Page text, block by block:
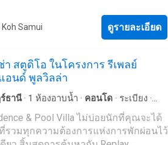
เมตร ให้เลี้ยวขวาอีกครั้ง Unique
ะอยู่ทางด้านซ้ายมือ- ทางเรือ โดยเริ่ม
เพื่อไปยังถนนหมายเลข 4171 เดินไป
ตร แล้วเลี้ยวซ้ายเข้าสู่ถนนหมายเลข
อีกประมาณ 80 เมตร หลังจากนั้นเลี้ย
เมตร และขับต่อไปบนถนนสนามบิน
ก่อนเลี้ยวซ้ายเข้าสู่ถนนหมายเลข 4171
มตรก็จะพบกับที่ตั้งโครงการด้านซ้ายมือ
มและวิลล่าบนเกาะสมุย สวรรค์แห่งการ
ยฝั่งอ่าวไทย เพียงไม่กี่ก้าวจากตัวคอน
ถเพลิดเพลินไปกับหาดทรายสีขาว เสียง
นุกไปกับการสำรวจสถานที่ท่องเที่ยว
เป็น ถนนคนเดินบ่อผุด หาดเฉวง และ
ะมง พื้นที่ส่วนกลางยังจัดเต็มด้วยสิ่ง
ะดวกหลายรูปแบบ ไม่ว่าจะเป็น สนาม
ยน้ำที่มีความยาวถึง 400 เมตร และ
งได้มาตรฐานระดับโรงแรมชั้นนำ ให้
Koh Samui ดูรายละเอียด
า สตูดิโอ ในโครงการ รีเพลย์
อนด์ พูลวิลล่า
ธานี · 1 ห้องอาบน้ำ · คอนโด · ระเบียง ·
วพร้อมอุปกรณ์ ·ครัวแบบผสมผสาน
ลาน
วิดีโอ·ที่จอดรถ· พื้นที่สำหรับเด็ก·เจ้า
ามสะดวก·ยิม·ซาวน่า ·ยาม·สระว่ายน้ำ
& Pool Villa ไม่บ่อยนักที่คุณจะได้
รวมทุกความต้องการแห่งการพักผ่อนไว้